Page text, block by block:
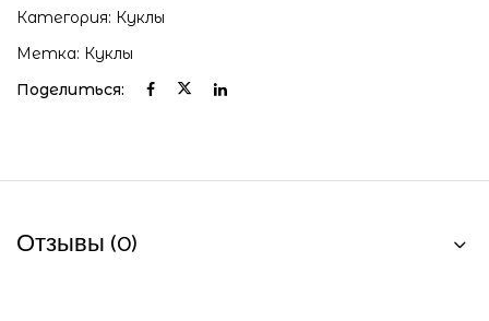
Категория: Куклы
Метка: Куклы
Поделиться:
Отзывы (0)